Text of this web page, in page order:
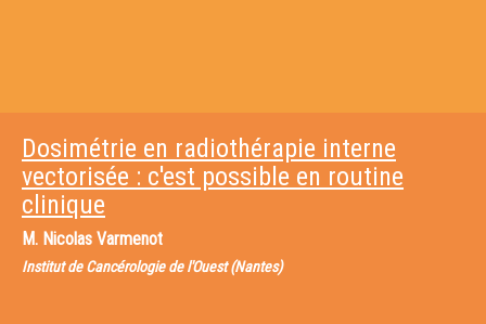
Dosimétrie en radiothérapie interne
vectorisée : c'est possible en routine
clinique
M. Nicolas Varmenot
Institut de Cancérologie de l'Ouest (Nantes)